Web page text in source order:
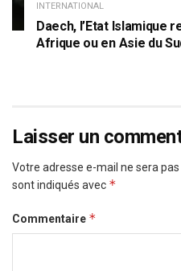
INTERNATIONAL
Daech, l’Etat Islamique
Afrique ou en Asie du
Laisser un
Votre adresse e-mail ne sera pas
sont indiqués avec *
Commentaire *